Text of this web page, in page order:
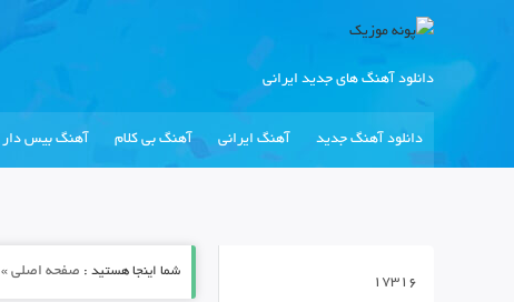
دانلود آهنگ های جدید ایرانی
دانلود آهنگ جدید آهنگ ایرانی آهنگ بی کلام آهنگ بیس دار
شما اینجا هستید : صفحه اصلی»
17316